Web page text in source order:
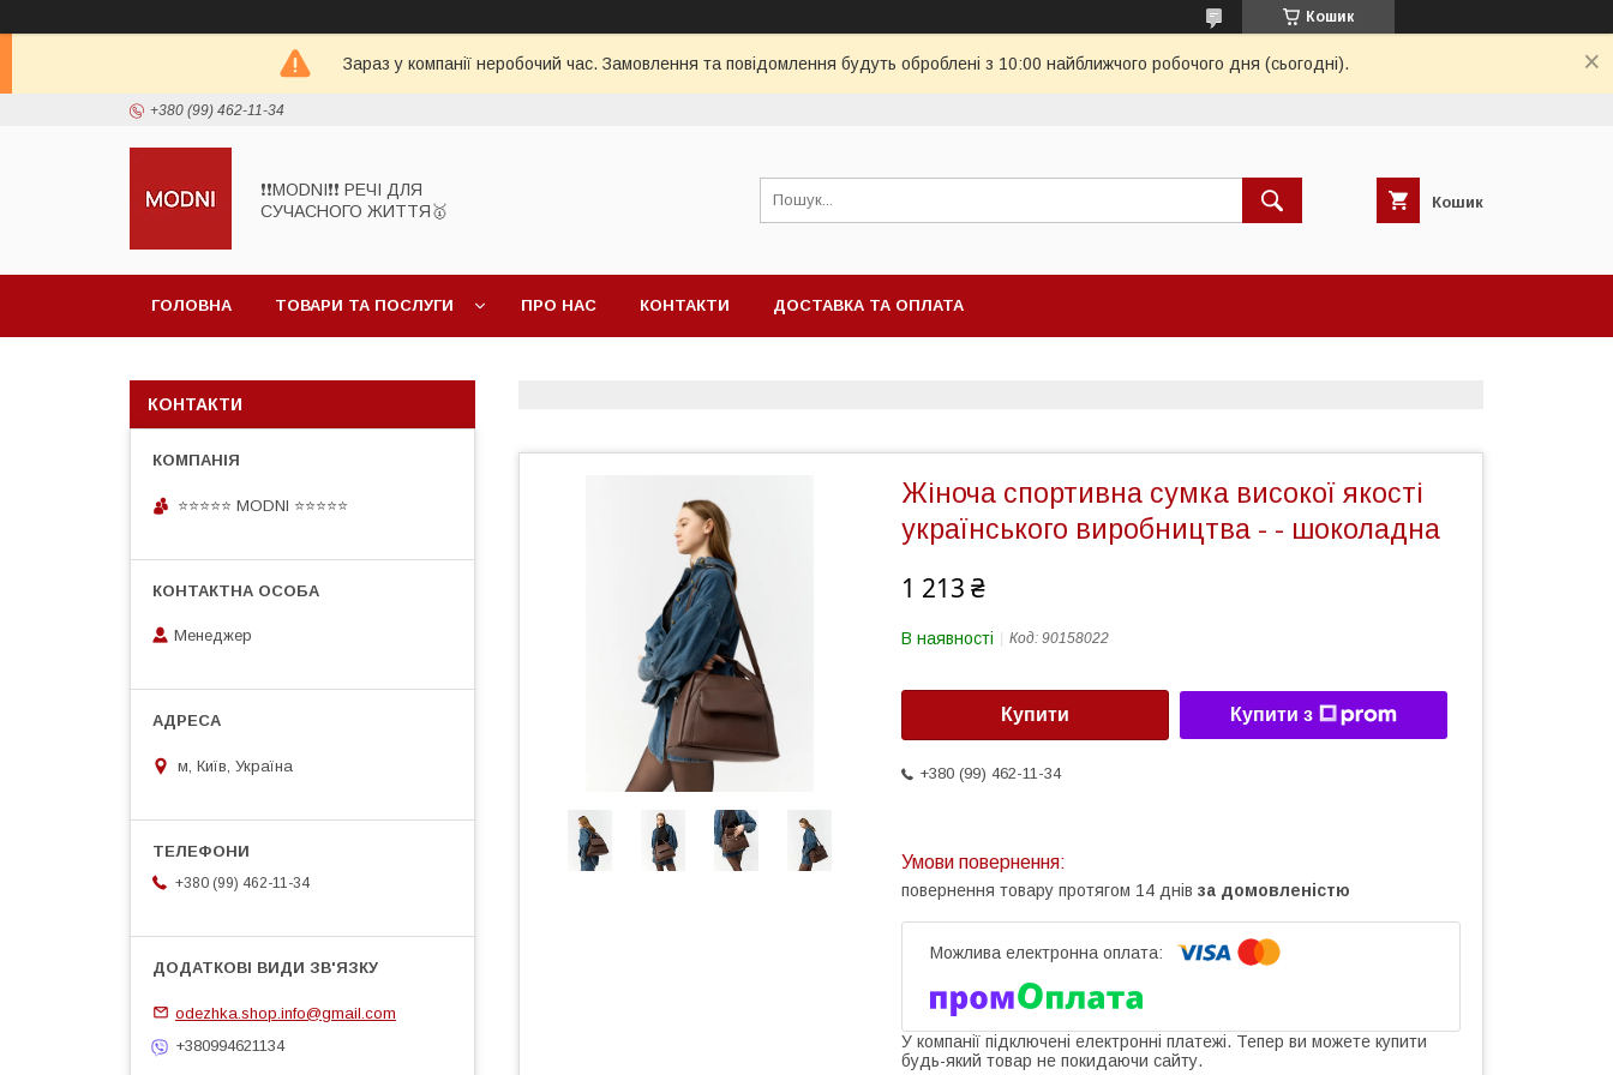
Кошик
Зараз у компанії неробочий час. Замовлення та повідомлення будуть оброблені з 10:00 найближчого робочого дня (сьогодні).
+380 (99) 462-11-34
❗❗MODNI❗❗ РЕЧІ ДЛЯ
СУЧАСНОГО ЖИТТЯ🥇
Кошик
ГОЛОВНА ТОВАРИ ТА ПОСЛУГИ ПРО НАС КОНТАКТИ ДОСТАВКА ТА ОПЛАТА
Жіноча спортивна сумка високої якості
українського виробництва - - шоколадна
1 213 ₴
В наявності Код: 90158022
Купити Купити з
+380 (99) 462-11-34
повернення товару протягом 14 днів за домовленістю
У компанії підключені електронні платежі. Тепер ви можете купити
будь-який товар не покидаючи сайту.
КОНТАКТИ
⭐⭐⭐⭐⭐ MODNI ⭐⭐⭐⭐⭐
Менеджер
м, Київ, Україна
+380 (99) 462-11-34
odezhka.shop.info@gmail.com
+380994621134